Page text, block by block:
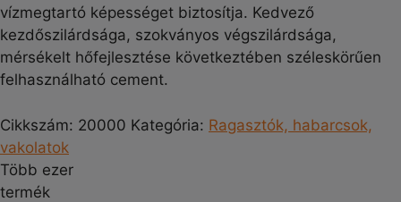
vízmegtartó képességet biztosítja. Kedvező
kezdőszilárdsága, szokványos végszilárdsága,
mérsékelt hőfejlesztése következtében széleskörűen
felhasználható cement.
Cikkszám: 20000 Kategória: Ragasztók, habarcsok,
vakolatok
Több ezer
termék